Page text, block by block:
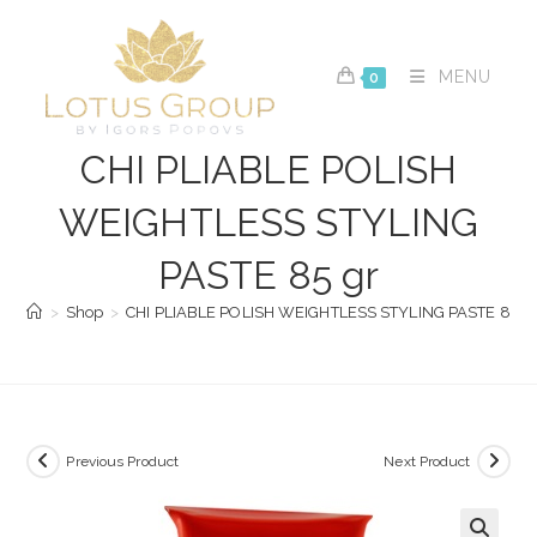
0 MENU
CHI PLIABLE POLISH
WEIGHTLESS STYLING
PASTE 85 gr
> Shop > CHI PLIABLE POLISH WEIGHTLESS STYLING PASTE 85
Previous Product Next Product